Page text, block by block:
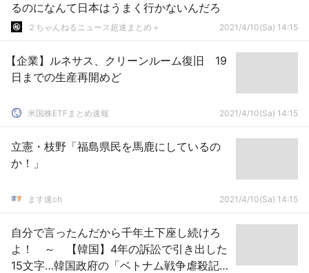
るのになんて日本はうまく行かないんだろ
２ちゃんねるニュース超速まとめ＋ 2021/4/10(Sa) 14:15
【企業】ルネサス、クリーンルーム復旧 19
日までの生産再開めど
米国株ETFまとめ速報 2021/4/10(Sa) 14:15
立憲・枝野「福島県民を馬鹿にしているの
か！」
ます速ch 2021/4/10(Sa) 14:15
自分で言ったんだから千年土下座し続けろ
よ！ ～ 【韓国】4年の訴訟で引き出した
15文字…韓国政府の「ベトナム戦争虐殺記